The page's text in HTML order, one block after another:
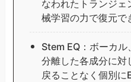
なわれたトランジ
械学習の力で復元で
Stem EQ：ボーカ
分離した各成分に対
戻ることなく個別に